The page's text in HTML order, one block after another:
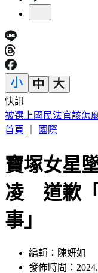
快訊
「蓋簽名」遭出征！
首頁
國際
寶塚女星
凌 道歉
事」
編輯：陳妍如
發佈時間：